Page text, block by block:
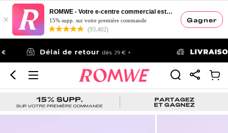
Gagner
×
ROMWE - Votre e-centre commercial esthétique
15% supp. sur votre première commande
(93,402)